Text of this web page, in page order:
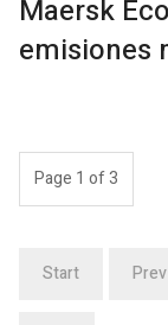
Maersk
emisiones
Page 1 of 3
Start Prev